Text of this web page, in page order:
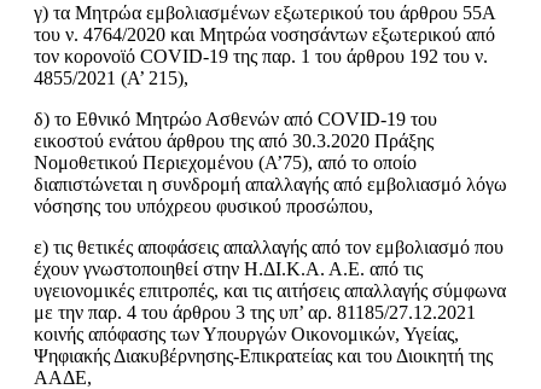
γ) τα Μητρώα εμβολιασμένων εξωτερικού του άρθρου 55Α
του ν. 4764/2020 και Μητρώα νοσησάντων εξωτερικού από
τον κορονοϊό COVID-19 της παρ. 1 του άρθρου 192 του ν.
4855/2021 (Α’ 215),
δ) το Εθνικό Μητρώο Ασθενών από COVID-19 του
εικοστού ενάτου άρθρου της από 30.3.2020 Πράξης
Νομοθετικού Περιεχομένου (Α’75), από το οποίο
διαπιστώνεται η συνδρομή απαλλαγής από εμβολιασμό λόγω
νόσησης του υπόχρεου φυσικού προσώπου,
ε) τις θετικές αποφάσεις απαλλαγής από τον εμβολιασμό που
έχουν γνωστοποιηθεί στην Η.ΔΙ.Κ.Α. Α.Ε. από τις
υγειονομικές επιτροπές, και τις αιτήσεις απαλλαγής σύμφωνα
με την παρ. 4 του άρθρου 3 της υπ’ αρ. 81185/27.12.2021
κοινής απόφασης των Υπουργών Οικονομικών, Υγείας,
Ψηφιακής Διακυβέρνησης-Επικρατείας και του Διοικητή της
ΑΑΔΕ,